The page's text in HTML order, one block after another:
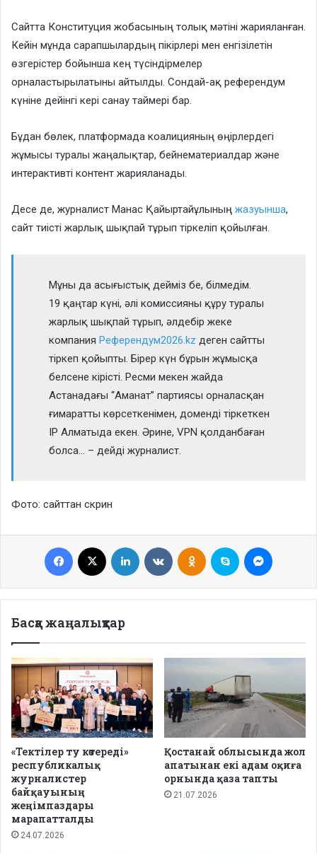
Сайтта Конституция жобасының толық мәтіні жарияланған.
Кейін мұнда сарапшылардың пікірлері мен енгізілетін
өзгерістер бойынша кең түсіндірмелер
орналастырылатыны айтылды. Сондай-ақ референдум
күніне дейінгі кері санау таймері бар.
Бұдан бөлек, платформада коалицияның өңірлердегі
жұмысы туралы жаңалықтар, бейнематериалдар және
интерактивті контент жарияланады.
Десе де, журналист Манас Қайыртайұлының жазуынша,
сайт тиісті жарлық шықпай тұрып тіркеліп қойылған.
Мұны да асығыстық дейміз бе, білмедім.
19 қаңтар күні, әлі комиссияны құру туралы
жарлық шықпай тұрып, әлдебір жеке
компания Референдум2026.kz деген сайтты
тіркеп қойыпты. Бірер күн бұрын жұмысқа
белсене кірісті. Ресми мекен жайда
Астанадағы “Аманат” партиясы орналасқан
ғимаратты көрсеткенімен, доменді тіркеткен
IP Алматыда екен. Әрине, VPN қолданбаған
болса… – дейді журналист.
Фото: сайттан скрин
Facebook LinkedIn VKontakteOdnoklassniki
Skype
Басқа жаңалықтар
«Тектілер ту көтереді»
республикалық
журналистер
байқауының
жеңімпаздары
марапатталды
24.07.2026
Қостанай облысында жол
апатынан екі адам оқиға
орнында қаза тапты
21.07.2026